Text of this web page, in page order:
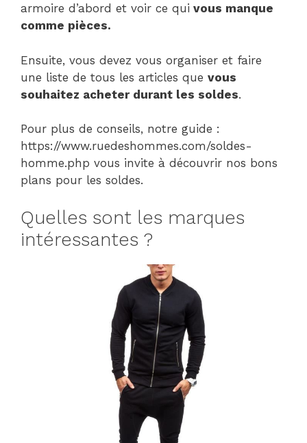
armoire d’abord et voir ce qui vous manque
comme pièces.
Ensuite, vous devez vous organiser et faire
une liste de tous les articles que vous
souhaitez acheter durant les soldes.
Pour plus de conseils, notre guide :
https://www.ruedeshommes.com/soldes-
homme.php vous invite à découvrir nos bons
plans pour les soldes.
Quelles sont les marques
intéressantes ?